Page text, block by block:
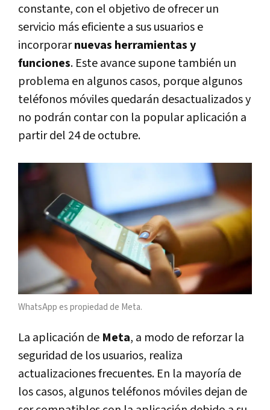
constante, con el objetivo de ofrecer un
servicio más eficiente a sus usuarios e
incorporarnuevas herramientas y
funciones. Este avance supone también un
problema en algunos casos, porque algunos
teléfonos móviles quedarán desactualizados y
no podrán contar con la popular aplicación a
partir del 24 de octubre.
WhatsApp es propiedad de Meta.
La aplicación de Meta, a modo de reforzar la
seguridad de los usuarios, realiza
actualizaciones frecuentes. En la mayoría de
los casos, algunos teléfonos móviles dejan de